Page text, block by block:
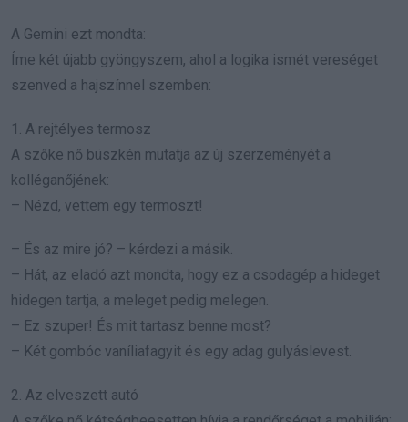
A Gemini ezt mondta:
Íme két újabb gyöngyszem, ahol a logika ismét vereséget
szenved a hajszínnel szemben:
1. A rejtélyes termosz
A szőke nő büszkén mutatja az új szerzeményét a
kolléganőjének:
– Nézd, vettem egy termoszt!
– És az mire jó? – kérdezi a másik.
– Hát, az eladó azt mondta, hogy ez a csodagép a hideget
hidegen tartja, a meleget pedig melegen.
– Ez szuper! És mit tartasz benne most?
– Két gombóc vaníliafagyit és egy adag gulyáslevest.
2. Az elveszett autó